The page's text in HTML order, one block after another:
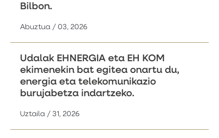
Bilbon.
Abuztua / 03, 2026
Udalak EHNERGIA eta EH KOM
ekimenekin bat egitea onartu du,
energia eta telekomunikazio
burujabetza indartzeko.
Uztaila / 31, 2026